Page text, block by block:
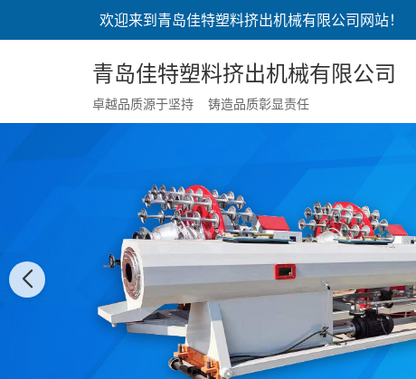
欢迎来到青岛佳特塑料挤出机械有限公司网站！
青岛佳特塑料挤出机械有限公司
卓越品质源于坚持 铸造品质彰显责任